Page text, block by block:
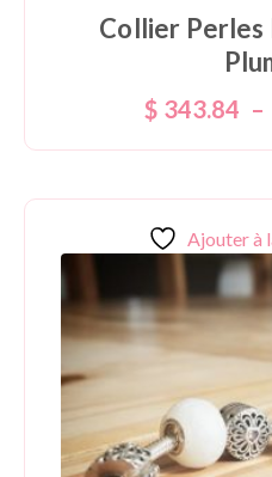
Collier
$ 343.84 –
Ajouter à